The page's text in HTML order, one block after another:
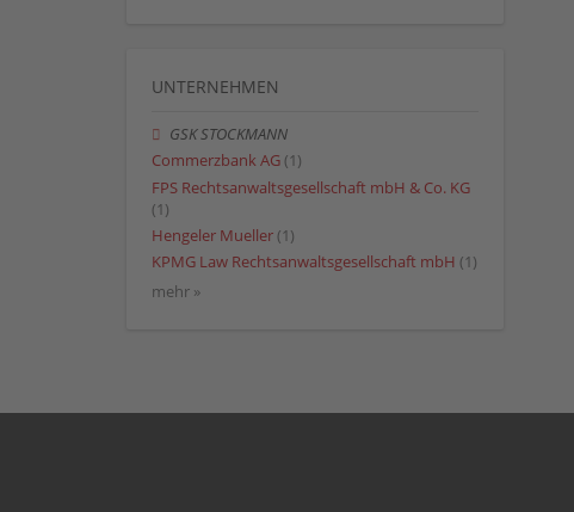
UNTERNEHMEN
GSK STOCKMANN
Commerzbank AG (1)
FPS Rechtsanwaltsgesellschaft mbH & Co. KG
(1)
Hengeler Mueller (1)
KPMG Law Rechtsanwaltsgesellschaft mbH (1)
mehr »